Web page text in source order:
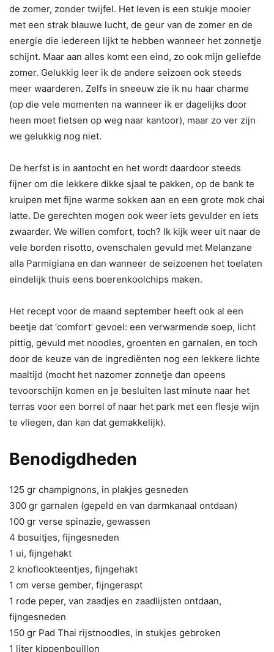
de zomer, zonder twijfel. Het leven is een stukje mooier
met een strak blauwe lucht, de geur van de zomer en de
energie die iedereen lijkt te hebben wanneer het zonnetje
schijnt. Maar aan alles komt een eind, zo ook mijn geliefde
zomer. Gelukkig leer ik de andere seizoen ook steeds
meer waarderen. Zelfs in sneeuw zie ik nu haar charme
(op die vele momenten na wanneer ik er dagelijks door
heen moet fietsen op weg naar kantoor), maar zo ver zijn
we gelukkig nog niet.
De herfst is in aantocht en het wordt daardoor steeds
fijner om die lekkere dikke sjaal te pakken, op de bank te
kruipen met fijne warme sokken aan en een grote mok chai
latte. De gerechten mogen ook weer iets gevulder en iets
zwaarder. We willen comfort, toch? Ik kijk weer uit naar de
vele borden risotto, ovenschalen gevuld met Melanzane
alla Parmigiana en dan wanneer de seizoenen het toelaten
eindelijk thuis eens boerenkoolchips maken.
Het recept voor de maand september heeft ook al een
beetje dat ‘comfort’ gevoel: een verwarmende soep, licht
pittig, gevuld met noodles, groenten en garnalen, en toch
door de keuze van de ingrediënten nog een lekkere lichte
maaltijd (mocht het nazomer zonnetje dan opeens
tevoorschijn komen en je besluiten last minute naar het
terras voor een borrel of naar het park met een flesje wijn
te vliegen, dan kan dat gemakkelijk).
Benodigdheden
125 gr champignons, in plakjes gesneden
300 gr garnalen (gepeld en van darmkanaal ontdaan)
100 gr verse spinazie, gewassen
4 bosuitjes, fijngesneden
1 ui, fijngehakt
2 knoflookteentjes, fijngehakt
1 cm verse gember, fijngeraspt
1 rode peper, van zaadjes en zaadlijsten ontdaan,
fijngesneden
150 gr Pad Thai rijstnoodles, in stukjes gebroken
1 liter kippenbouillon